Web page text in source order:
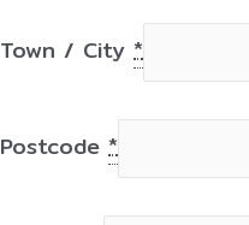
Town / City *
Postcode *